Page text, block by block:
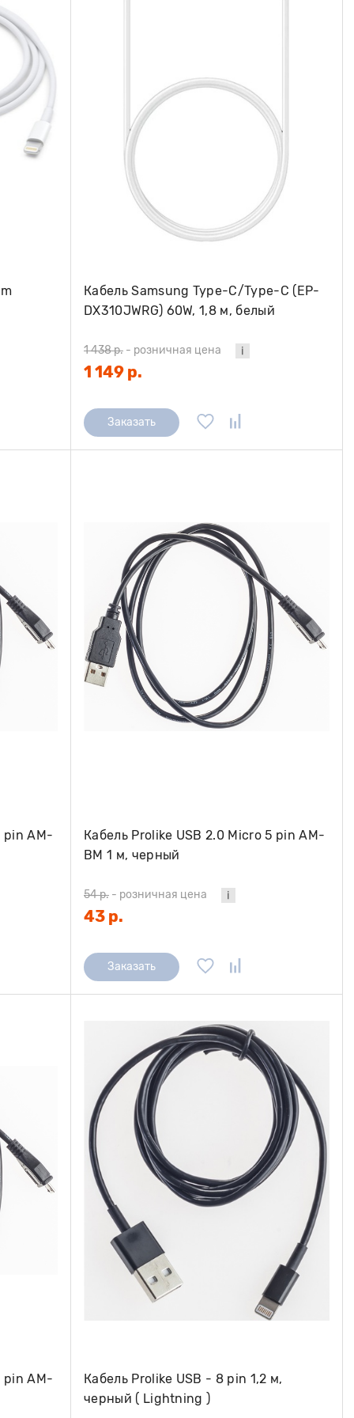
Кабель Samsung Type-C/Type-C (EP-
DX310JWRG) 60W, 1,8 м, белый
1 438 р. - розничная цена
1 149 р.
Заказать
pin AM-
Кабель Prolike USB 2.0 Micro 5 pin AM-
BM 1 м, черный
54 р. - розничная цена
43 р.
Заказать
pin AM-
Кабель Prolike USB - 8 pin 1,2 м,
черный ( Lightning )